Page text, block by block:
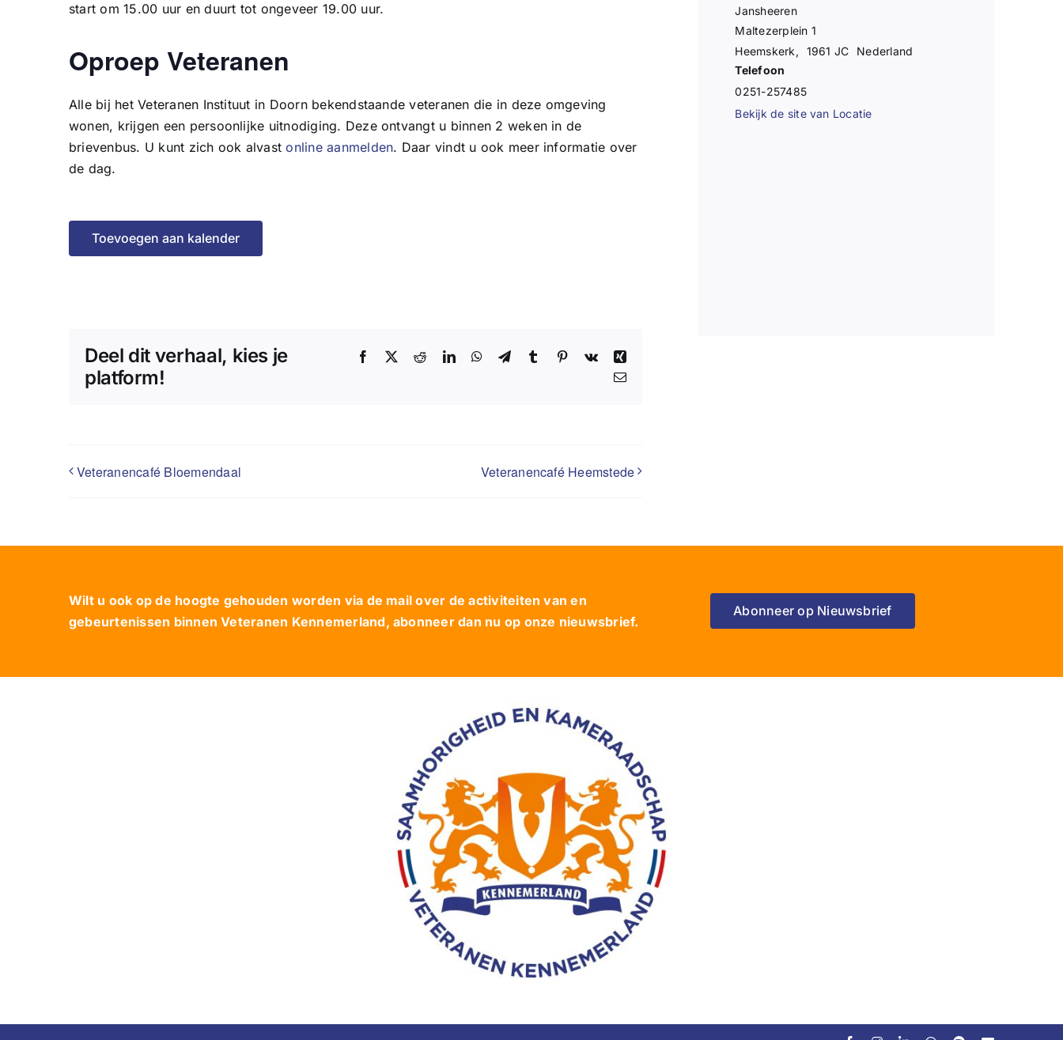
start om 15.00 uur en duurt tot ongeveer 19.00 uur.
Oproep Veteranen
Alle bij het Veteranen Instituut in Doorn bekendstaande veteranen die in deze omgeving
wonen, krijgen een persoonlijke uitnodiging. Deze ontvangt u binnen 2 weken in de
brievenbus. U kunt zich ook alvastonline aanmelden. Daar vindt u ook meer informatie over
de dag.
Toevoegen aan kalender
Deel dit verhaal, kies je
platform!
Facebook RedditLinkedInWhatsApp
TelegramTumblrPinterest
Vk
Xing
E-
Veteranencafé Bloemendaal Veteranencafé Heemstede
Jansheeren
Maltezerplein 1
Heemskerk , 1961 JC
Nederland
Telefoon
0251-257485
Bekijk de site van Locatie
Wilt u ook op de hoogte gehouden worden via de mail over de activiteiten van en
gebeurtenissen binnen Veteranen Kennemerland, abonneer dan nu op onze nieuwsbrief.
Abonneer op Nieuwsbrief